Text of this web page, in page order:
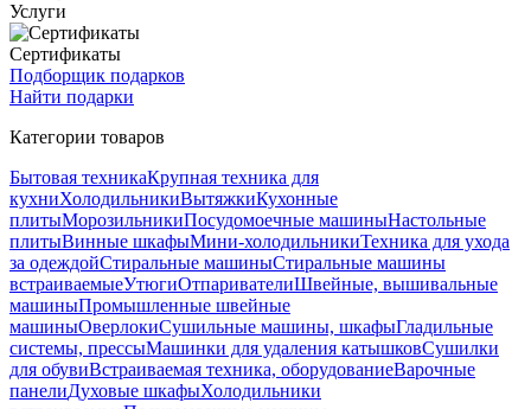
Услуги
Сертификаты
Подборщик подарков
Найти подарки
Категории товаров
Бытовая техникаКрупная техника для
кухниХолодильникиВытяжкиКухонные
плитыМорозильникиПосудомоечные машиныНастольные
плитыВинные шкафыМини-холодильникиТехника для ухода
за одеждойСтиральные машиныСтиральные машины
встраиваемыеУтюгиОтпаривателиШвейные, вышивальные
машиныПромышленные швейные
машиныОверлокиСушильные машины, шкафыГладильные
системы, прессыМашинки для удаления катышковСушилки
для обувиВстраиваемая техника, оборудованиеВарочные
панелиДуховые шкафыХолодильники